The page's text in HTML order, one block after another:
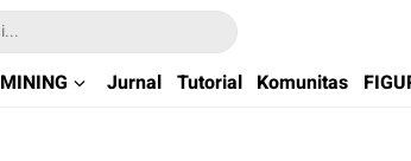
MINING Jurnal Tutorial Komunitas